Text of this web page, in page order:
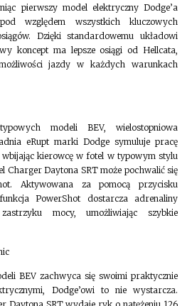
pierwszy model elektryczny Dodge’a
względem wszystkich kluczowych
Dzięki standardowemu układowi
koncept ma lepsze osiągi od Hellcata,
jazdy w każdych warunkach
modeli BEV, wielostopniowa
eRupt marki Dodge symuluje pracę
kierowcę w fotel w typowym stylu
Charger Daytona SRT może pochwalić się
Aktywowana za pomocą przycisku
PowerShot dostarcza adrenaliny
mocy, umożliwiając szybkie
BEV zachwyca się swoimi praktycznie
Dodge’owi to nie wystarcza.